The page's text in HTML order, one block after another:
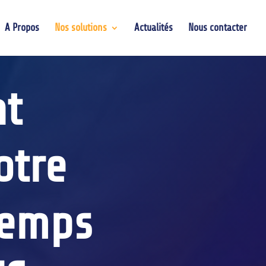
A Propos Nos solutions Actualités Nous contacter